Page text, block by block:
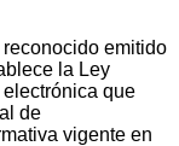
emitido
la Ley
que
de
vigente en